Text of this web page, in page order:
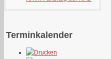
Terminkalender